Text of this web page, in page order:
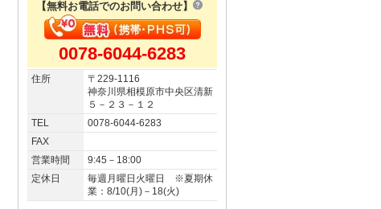
【無料お電話でのお問い合わせ】
0078-6044-6283
住所
〒229-1116
神奈川県相模原市中央区清新
５－２３－１２
TEL
0078-6044-6283
FAX
営業時間
9:45－18:00
定休日
毎週月曜日火曜日 ※夏期休
業：8/10(月)－18(火)